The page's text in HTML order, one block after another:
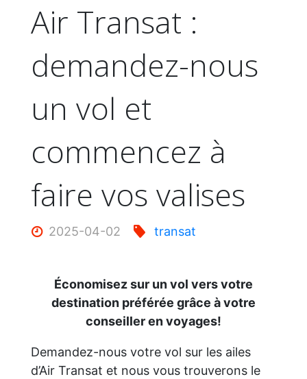
Air Transat :
demandez-nous
un vol et
commencez à
faire vos valises
2025-04-02 transat
Économisez sur un vol vers votre
destination préférée grâce à votre
conseiller en voyages!
Demandez-nous votre vol sur les ailes
d’Air Transat et nous vous trouverons le